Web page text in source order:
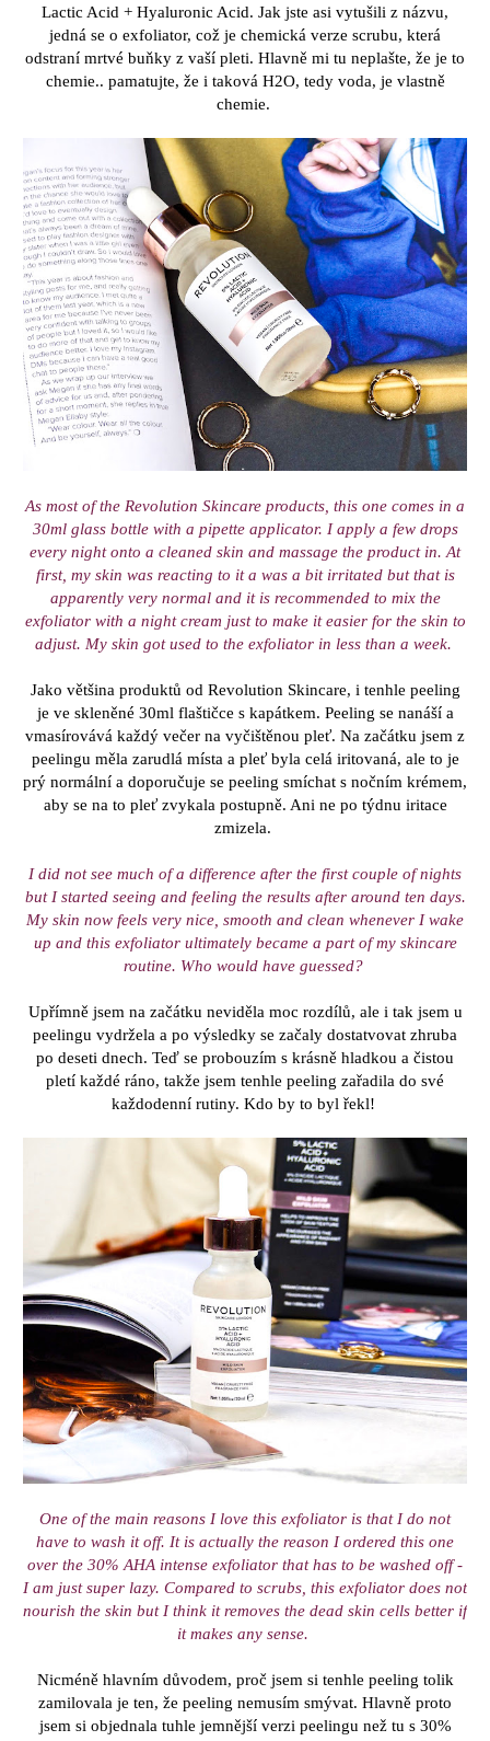
Lactic Acid + Hyaluronic Acid. Jak jste asi vytušili z názvu,
jedná se o exfoliator, což je chemická verze scrubu, která
odstraní mrtvé buňky z vaší pleti. Hlavně mi tu neplašte, že je to
chemie.. pamatujte, že i taková H2O, tedy voda, je vlastně
chemie.
As most of the Revolution Skincare products, this one comes in a
30ml glass bottle with a pipette applicator. I apply a few drops
every night onto a cleaned skin and massage the product in. At
first, my skin was reacting to it a was a bit irritated but that is
apparently very normal and it is recommended to mix the
exfoliator with a night cream just to make it easier for the skin to
adjust. My skin got used to the exfoliator in less than a week.
Jako většina produktů od Revolution Skincare, i tenhle peeling
je ve skleněné 30ml flaštičce s kapátkem. Peeling se nanáší a
vmasírovává každý večer na vyčištěnou pleť. Na začátku jsem z
peelingu měla zarudlá místa a pleť byla celá iritovaná, ale to je
prý normální a doporučuje se peeling smíchat s nočním krémem,
aby se na to pleť zvykala postupně. Ani ne po týdnu iritace
zmizela.
I did not see much of a difference after the first couple of nights
but I started seeing and feeling the results after around ten days.
My skin now feels very nice, smooth and clean whenever I wake
up and this exfoliator ultimately became a part of my skincare
routine. Who would have guessed?
Upřímně jsem na začátku neviděla moc rozdílů, ale i tak jsem u
peelingu vydržela a po výsledky se začaly dostatvovat zhruba
po deseti dnech. Teď se probouzím s krásně hladkou a čistou
pletí každé ráno, takže jsem tenhle peeling zařadila do své
každodenní rutiny. Kdo by to byl řekl!
One of the main reasons I love this exfoliator is that I do not
have to wash it off. It is actually the reason I ordered this one
over the 30% AHA intense exfoliator that has to be washed off -
I am just super lazy. Compared to scrubs, this exfoliator does not
nourish the skin but I think it removes the dead skin cells better if
it makes any sense.
Nicméně hlavním důvodem, proč jsem si tenhle peeling tolik
zamilovala je ten, že peeling nemusím smývat. Hlavně proto
jsem si objednala tuhle jemnější verzi peelingu než tu s 30%